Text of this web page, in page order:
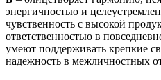
энергичностью и
чувственность с высокой
ответственностью в
умеют поддерживать крепкие
надежность в межличностных